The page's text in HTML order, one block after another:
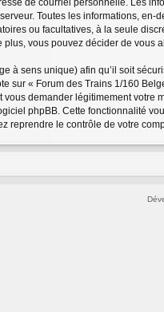
Toutes les informations,
ou facultatives, à la seule
vous pouvez décider de vous
à sens unique) afin qu’il soit
sur « Forum des Trains 1/160
demander légitimement votre
phpBB. Cette fonctionnalité
reprendre le contrôle de votre